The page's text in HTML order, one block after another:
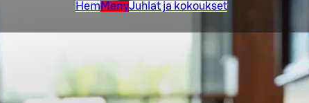
Hem MenyJuhlat ja kokoukset